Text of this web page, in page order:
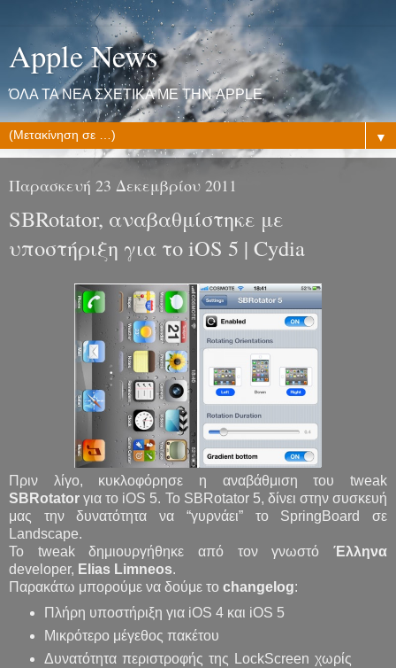
Apple News
ΌΛΑ ΤΑ ΝΕΑ ΣΧΕΤΙΚΑ ΜΕ ΤΗΝ APPLE
▼
Παρασκευή 23 Δεκεμβρίου 2011
SBRotator, αναβαθμίστηκε με
υποστήριξη για το iOS 5 | Cydia
Πριν λίγο, κυκλοφόρησε η αναβάθμιση του tweak
SBRotator για το iOS 5. Το SBRotator 5, δίνει στην συσκευή
μας την δυνατότητα να “γυρνάει” το SpringBoard σε
Landscape.
Το tweak δημιουργήθηκε από τον γνωστό Έλληνα
developer, Elias Limneos.
Παρακάτω μπορούμε να δούμε το changelog:
Πλήρη υποστήριξη για iOS 4 και iOS 5
Μικρότερο μέγεθος πακέτου
Δυνατότητα περιστροφής της LockScreen χωρίς